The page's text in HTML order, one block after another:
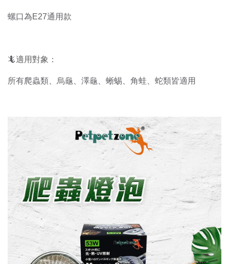
螺口為E27通用款
🦎適用對象：
所有爬蟲類、烏龜、澤龜、蜥蜴、角蛙、蛇類皆適用